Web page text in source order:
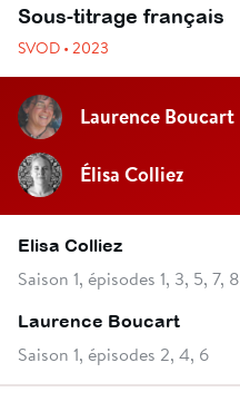
Sous-titrage français
SVOD • 2023
Laurence Boucart
Élisa Colliez
Elisa Colliez
Saison 1, épisodes 1, 3, 5, 7, 8
Laurence Boucart
Saison 1, épisodes 2, 4, 6